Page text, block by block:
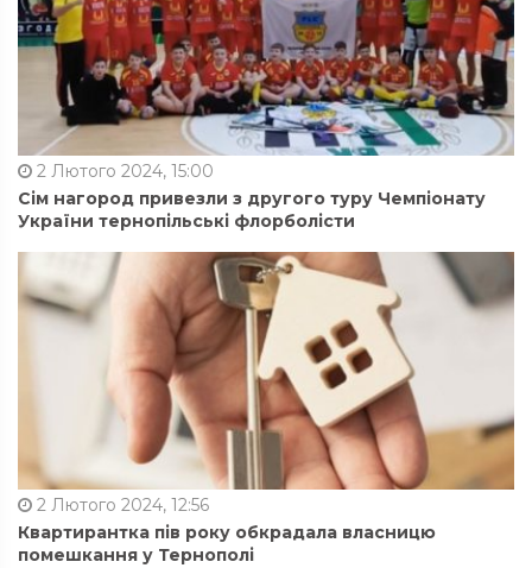
2 Лютого 2024, 15:00
Сім нагород привезли з другого туру Чемпіонату
України тернопільські флорболісти
2 Лютого 2024, 12:56
Квартирантка пів року обкрадала власницю
помешкання у Тернополі